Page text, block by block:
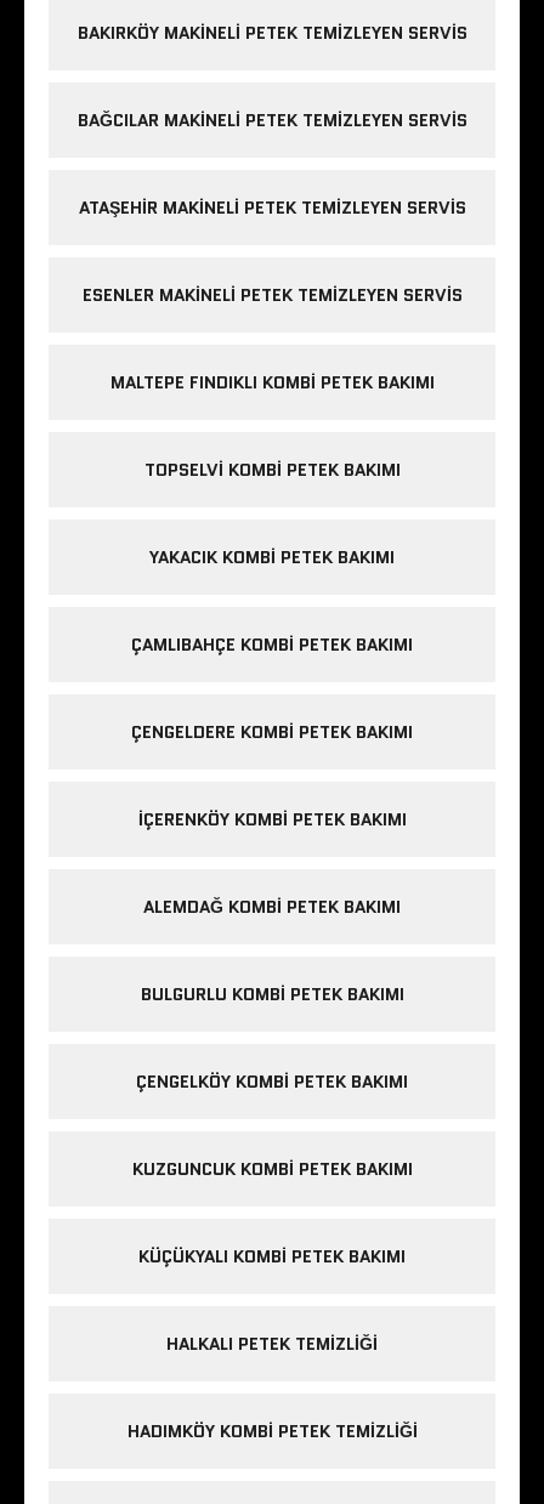
BAKIRKÖY MAKINELI PETEK TEMIZLEYEN SERVIS
BAĞCILAR MAKINELI PETEK TEMIZLEYEN SERVIS
ATAŞEHIR MAKINELI PETEK TEMIZLEYEN SERVIS
ESENLER MAKINELI PETEK TEMIZLEYEN SERVIS
MALTEPE FINDIKLI KOMBI PETEK BAKIMI
TOPSELVI KOMBI PETEK BAKIMI
YAKACIK KOMBI PETEK BAKIMI
ÇAMLIBAHÇE KOMBI PETEK BAKIMI
ÇENGELDERE KOMBI PETEK BAKIMI
IÇERENKÖY KOMBI PETEK BAKIMI
ALEMDAĞ KOMBI PETEK BAKIMI
BULGURLU KOMBI PETEK BAKIMI
ÇENGELKÖY KOMBI PETEK BAKIMI
KUZGUNCUK KOMBI PETEK BAKIMI
KÜÇÜKYALI KOMBI PETEK BAKIMI
HALKALI PETEK TEMIZLIĞI
HADIMKÖY KOMBI PETEK TEMIZLIĞI